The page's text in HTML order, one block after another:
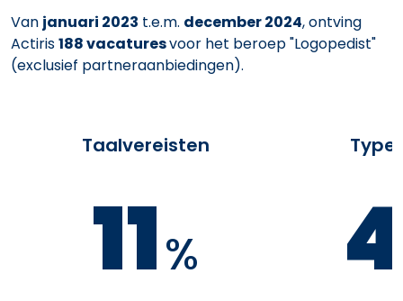
Van januari 2023 t.e.m. december 2024, ontving
Actiris188 vacaturesvoor het beroep "Logopedist"
(exclusief partneraanbiedingen).
Taalvereisten
11%